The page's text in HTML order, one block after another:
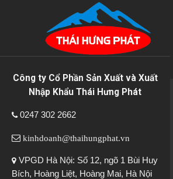
Công ty Cổ Phần Sản Xuất và Xuất
Nhập Khẩu Thái Hưng Phát
0247 302 2662
kinhdoanh@thaihungphat.vn
VPGD Hà Nội: Số 12, ngõ 1 Bùi Huy
Bích, Hoàng Liệt, Hoàng Mai, Hà Nội